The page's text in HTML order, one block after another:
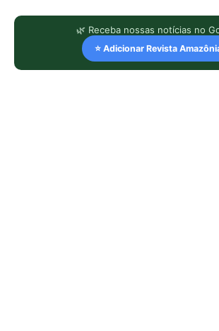
🌿 Receba nossas notícias no
⭐ Adicionar Revista